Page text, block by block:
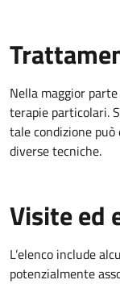
Nella maggior
terapie particolari.
tale condizione
diverse tecniche.
Visite ed
L’elenco include
potenzialmente